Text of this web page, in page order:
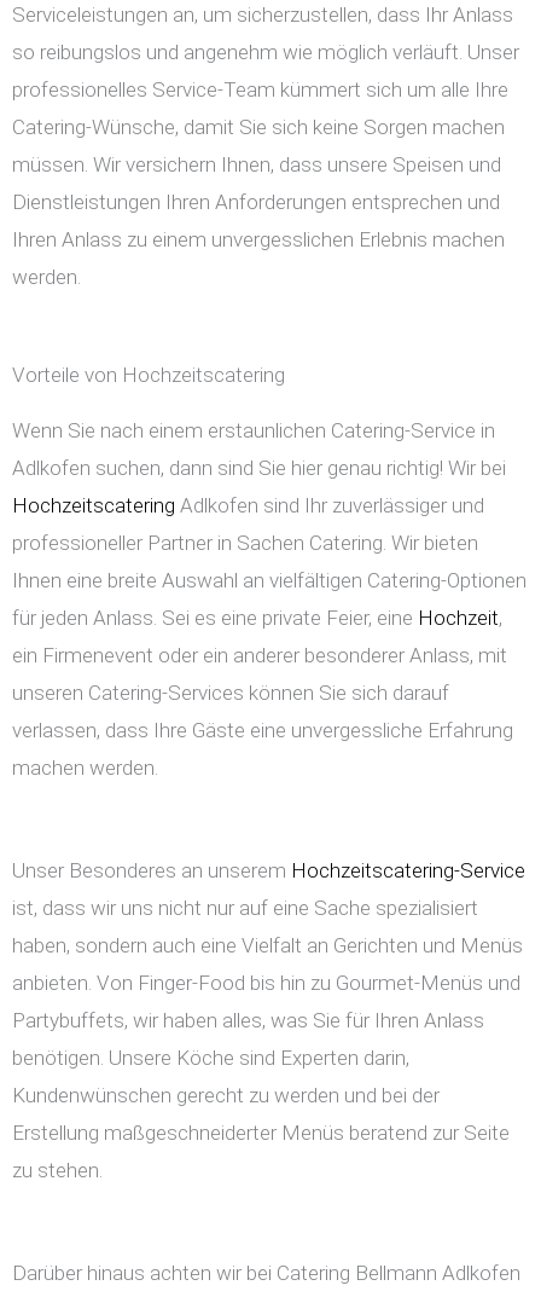
Serviceleistungen an, um sicherzustellen, dass Ihr Anlass
so reibungslos und angenehm wie möglich verläuft. Unser
professionelles Service-Team kümmert sich um alle Ihre
Catering-Wünsche, damit Sie sich keine Sorgen machen
müssen. Wir versichern Ihnen, dass unsere Speisen und
Dienstleistungen Ihren Anforderungen entsprechen und
Ihren Anlass zu einem unvergesslichen Erlebnis machen
werden.
Vorteile von Hochzeitscatering
Wenn Sie nach einem erstaunlichen Catering-Service in
Adlkofen suchen, dann sind Sie hier genau richtig! Wir bei
Hochzeitscatering Adlkofen sind Ihr zuverlässiger und
professioneller Partner in Sachen Catering. Wir bieten
Ihnen eine breite Auswahl an vielfältigen Catering-Optionen
für jeden Anlass. Sei es eine private Feier, eine Hochzeit,
ein Firmenevent oder ein anderer besonderer Anlass, mit
unseren Catering-Services können Sie sich darauf
verlassen, dass Ihre Gäste eine unvergessliche Erfahrung
machen werden.
Unser Besonderes an unserem Hochzeitscatering-Service
ist, dass wir uns nicht nur auf eine Sache spezialisiert
haben, sondern auch eine Vielfalt an Gerichten und Menüs
anbieten. Von Finger-Food bis hin zu Gourmet-Menüs und
Partybuffets, wir haben alles, was Sie für Ihren Anlass
benötigen. Unsere Köche sind Experten darin,
Kundenwünschen gerecht zu werden und bei der
Erstellung maßgeschneiderter Menüs beratend zur Seite
zu stehen.
Darüber hinaus achten wir bei Catering Bellmann Adlkofen